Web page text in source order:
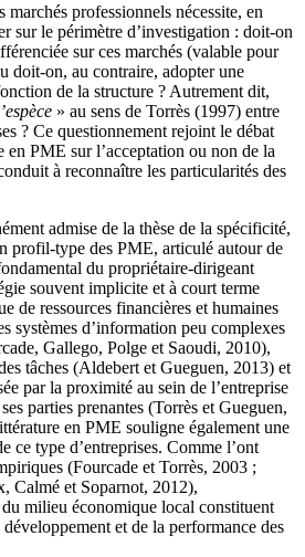
marchés professionnels nécessite, en
sur le périmètre d’investigation : doit-on
sur ces marchés (valable pour
doit-on, au contraire, adopter une
de la structure ? Autrement dit,
» au sens de Torrès (1997) entre
? Ce questionnement rejoint le débat
en PME sur l’acceptation ou non de la
à reconnaître les particularités des
admise de la thèse de la spécificité,
profil-type des PME, articulé autour de
du propriétaire-dirigeant
souvent implicite et à court terme
de ressources financières et humaines
systèmes d’information peu complexes
Gallego, Polge et Saoudi, 2010),
tâches (Aldebert et Gueguen, 2013) et
par la proximité au sein de l’entreprise
parties prenantes (Torrès et Gueguen,
en PME souligne également une
ce type d’entreprises. Comme l’ont
(Fourcade et Torrès, 2003 ;
Calmé et Soparnot, 2012),
milieu économique local constituent
et de la performance des